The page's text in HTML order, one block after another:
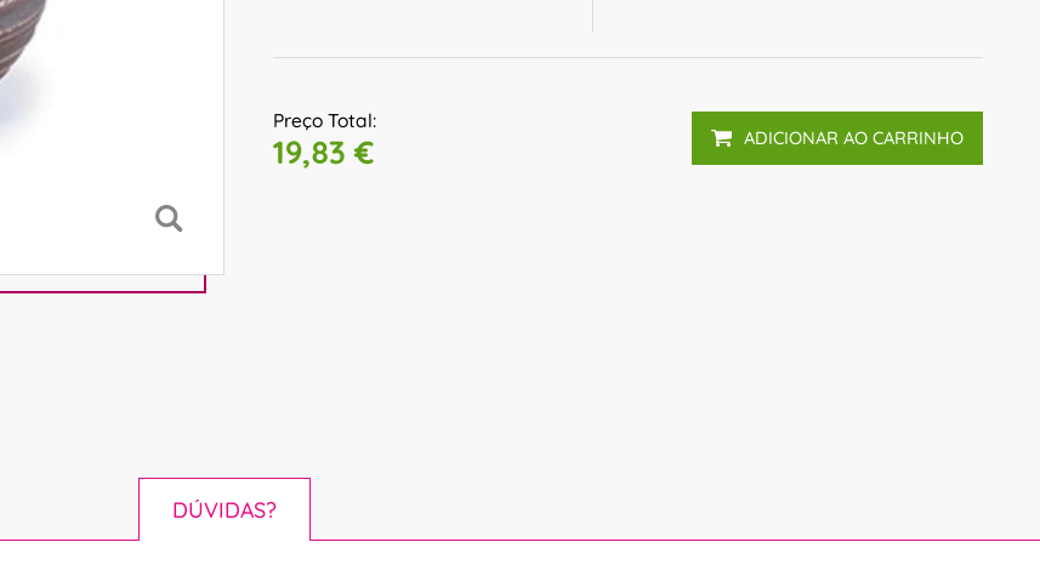
Preço Total:
19,83 € ADICIONAR AO CARRINHO
DÚVIDAS?